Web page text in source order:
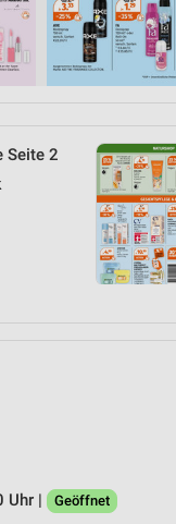
Seite 2
Uhr |
Geöffnet
Inhalten
identifizieren